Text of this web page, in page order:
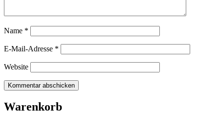
Name *
E-Mail-Adresse *
Website
Warenkorb